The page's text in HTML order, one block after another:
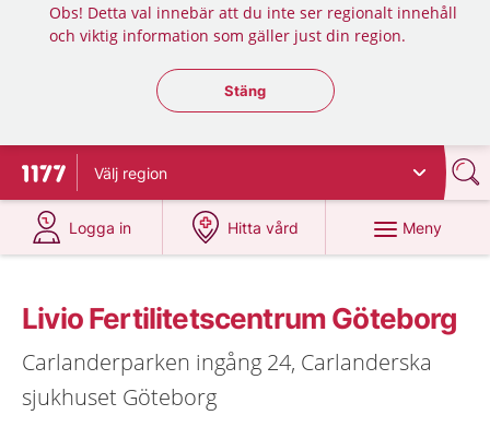
Obs! Detta val innebär att du inte ser regionalt innehåll
och viktig information som gäller just din region.
Stäng regionsväljaren
Stäng
Till startsidan för 1177
Välj region
Logga in
på 1177.se
Hitta vård
på 1177.se
Meny
Livio Fertilitetscentrum Göteborg
Carlanderparken ingång 24, Carlanderska
sjukhuset Göteborg